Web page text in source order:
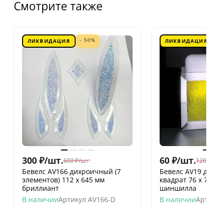
Смотрите также
ЛИКВИДАЦИЯ - 50%
300 ₽/шт.600 ₽/шт.
Бевелс AV166 дихроичный (7
элементов) 112 х 645 мм
бриллиант
В наличииАртикул AV166-D
ЛИКВИДАЦИЯ
60 ₽/шт.120
Бевелс AV19
квадрат 76 х 76
шиншилла
В наличии